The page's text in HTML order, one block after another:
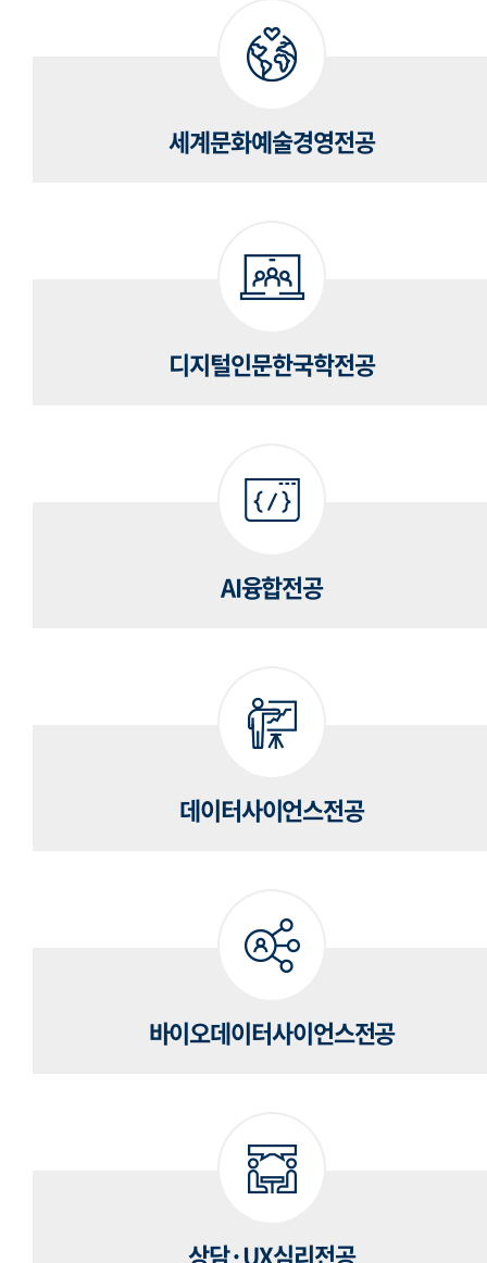
세계문화예술경영전공
디지털인문한국학전공
AI융합전공
데이터사이언스전공
바이오데이터사이언스전공
상담·UX심리전공